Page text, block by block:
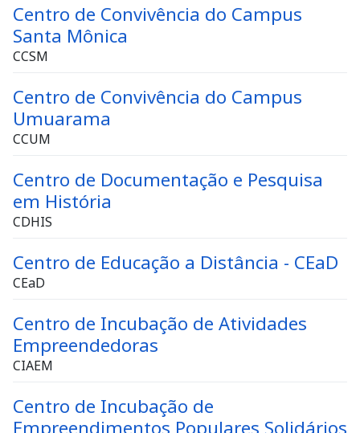
Centro de Convivência do Campus
Santa Mônica
CCSM
Centro de Convivência do Campus
Umuarama
CCUM
Centro de Documentação e Pesquisa
em História
CDHIS
Centro de Educação a Distância - CEaD
CEaD
Centro de Incubação de Atividades
Empreendedoras
CIAEM
Centro de Incubação de
Empreendimentos Populares Solidários